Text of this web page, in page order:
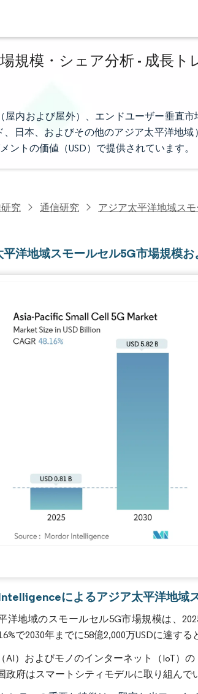
規模・シェア分析 - 成長ト
内および屋外）、エンドユーザー垂直市
日本、およびその他のアジア太平洋地域
トの価値（USD）で提供されています。
究 通信研究 アジア太平洋地域ス
平洋地域スモールセル5G市場規模
によるアジア太平洋地域
洋地域のスモールセル5G市場規模は、
で2030年までに58億2,000万USDに達する
AI）およびモノのインターネット（IoT）
政府はスマートシティモデルに取り組んで